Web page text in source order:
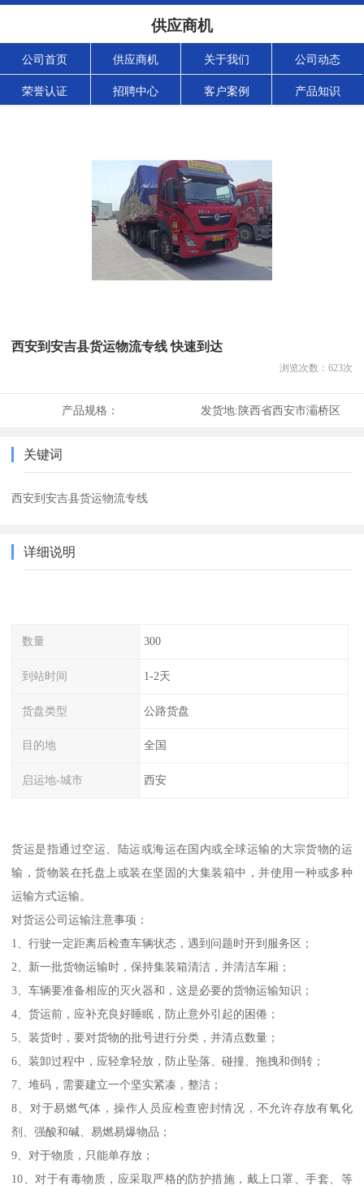
供应商机
公司首页 供应商机 关于我们 公司动态
荣誉认证 招聘中心 客户案例 产品知识
西安到安吉县货运物流专线 快速到达
浏览次数： 623次
产品规格： 发货地:陕西省西安市灞桥区
关键词
西安到安吉县货运物流专线
详细说明
数量 300
到站时间 1-2天
货盘类型 公路货盘
目的地 全国
启运地-城市 西安
货运是指通过空运、陆运或海运在国内或全球运输的大宗货物的运
输，货物装在托盘上或装在坚固的大集装箱中，并使用一种或多种
运输方式运输。
对货运公司运输注意事项：
1、行驶一定距离后检查车辆状态，遇到问题时开到服务区；
2、新一批货物运输时，保持集装箱清洁，并清洁车厢；
3、车辆要准备相应的灭火器和，这是必要的货物运输知识；
4、货运前，应补充良好睡眠，防止意外引起的困倦；
5、装货时，要对货物的批号进行分类，并清点数量；
6、装卸过程中，应轻拿轻放，防止坠落、碰撞、拖拽和倒转；
7、堆码，需要建立一个坚实紧凑，整洁；
8、对于易燃气体，操作人员应检查密封情况，不允许存放有氧化
剂、强酸和碱、易燃易爆物品；
9、对于物质，只能单存放；
10、对于有毒物质，应采取严格的防护措施，戴上口罩、手套、等